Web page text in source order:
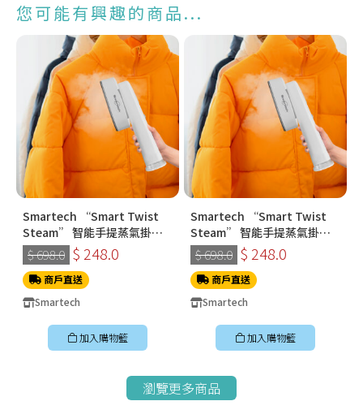
您可能有興趣的商品...
Smartech “Smart Twist
Steam” 智能手提蒸氣掛燙
機 (SS-8108)
$ 698.0 $ 248.0
商戶直送
Smartech
加入購物籃
Smartech “Smart Twist
Steam” 智能手提蒸氣掛燙
機 (SS-8108)
$ 698.0 $ 248.0
商戶直送
Smartech
加入購物籃
瀏覽更多商品